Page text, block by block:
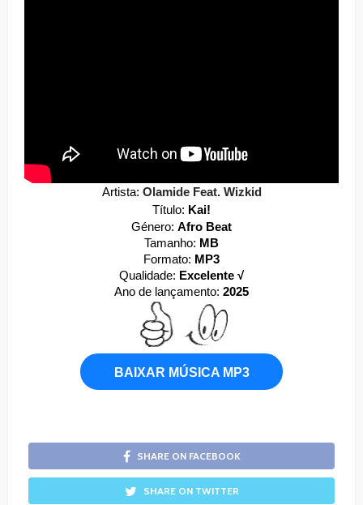
Artista: Olamide Feat. Wizkid
Título: Kai!
Género: Afro Beat
Tamanho: MB
Formato: MP3
Qualidade: Excelente √
Ano de lançamento: 2025
BAIXAR MÚSICA MP3
SHARE ON FACEBOOK
SHARE ON TWITTER